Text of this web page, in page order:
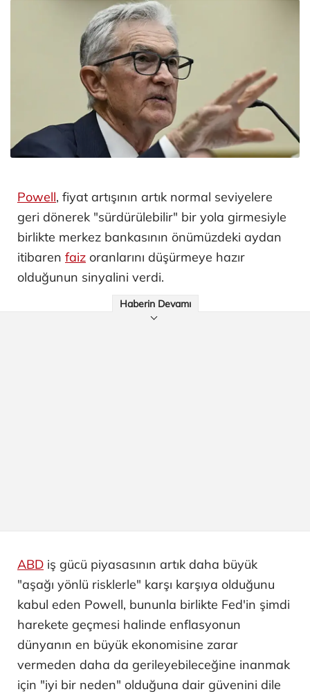
Powell, fiyat artışının artık normal seviyelere
geri dönerek "sürdürülebilir" bir yola girmesiyle
birlikte merkez bankasının önümüzdeki aydan
itibaren faiz oranlarını düşürmeye hazır
olduğunun sinyalini verdi.
Haberin Devamı
ABD iş gücü piyasasının artık daha büyük
"aşağı yönlü risklerle" karşı karşıya olduğunu
kabul eden Powell, bununla birlikte Fed'in şimdi
harekete geçmesi halinde enflasyonun
dünyanın en büyük ekonomisine zarar
vermeden daha da gerileyebileceğine inanmak
için "iyi bir neden" olduğuna dair güvenini dile